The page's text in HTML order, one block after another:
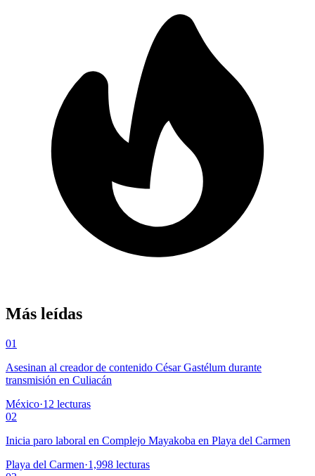
Más leídas
01
Asesinan al creador de contenido César Gastélum durante
transmisión en Culiacán
México·12 lecturas
02
Inicia paro laboral en Complejo Mayakoba en Playa del Carmen
Playa del Carmen·1,998 lecturas